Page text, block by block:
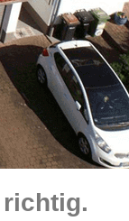
richtig.